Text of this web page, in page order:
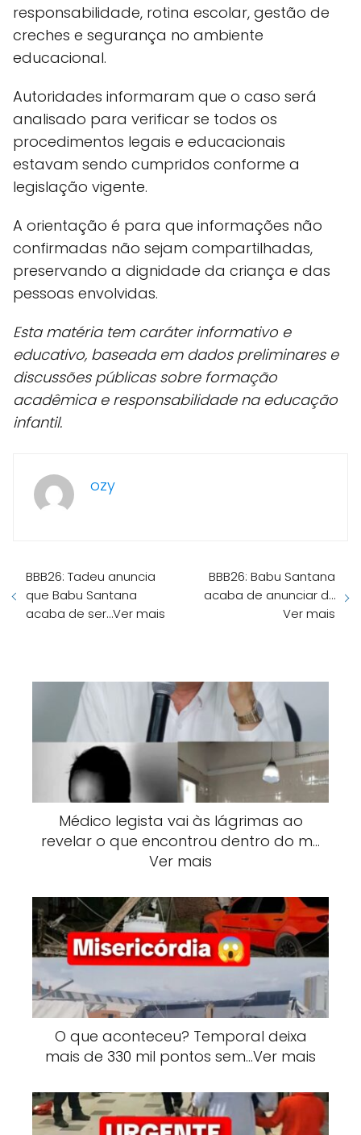
responsabilidade, rotina escolar, gestão de
creches e segurança no ambiente
educacional.
Autoridades informaram que o caso será
analisado para verificar se todos os
procedimentos legais e educacionais
estavam sendo cumpridos conforme a
legislação vigente.
A orientação é para que informações não
confirmadas não sejam compartilhadas,
preservando a dignidade da criança e das
pessoas envolvidas.
Esta matéria tem caráter informativo e
educativo, baseada em dados preliminares e
discussões públicas sobre formação
acadêmica e responsabilidade na educação
infantil.
ozy
BBB26: Tadeu anuncia
que Babu Santana
acaba de ser…Ver mais
BBB26: Babu Santana
acaba de anunciar d…
Ver mais
Médico legista vai às lágrimas ao
revelar o que encontrou dentro do m…
Ver mais
O que aconteceu? Temporal deixa
mais de 330 mil pontos sem…Ver mais